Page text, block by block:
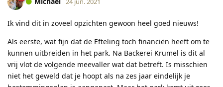
Ik vind dit in zoveel opzichten gewoon heel goed nieuws!
Als eerste, wat fijn dat de Efteling toch financiën heeft om te
kunnen uitbreiden in het park. Na Backerei Krumel is dit al
vrij vlot de volgende meevaller wat dat betreft. Is misschien
niet het geweld dat je hoopt als na zes jaar eindelijk je